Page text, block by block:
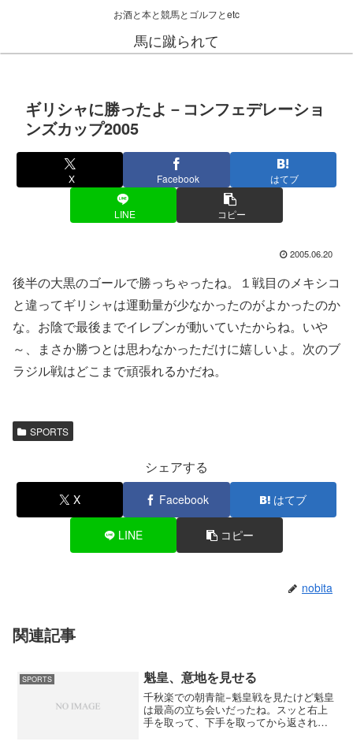
お酒と本と競馬とゴルフとetc
馬に蹴られて
ギリシャに勝ったよ－コンフェデレーショ
ンズカップ2005
X Facebook はてブ
LINE コピー
2005.06.20
後半の大黒のゴールで勝っちゃったね。１戦目のメキシコ
と違ってギリシャは運動量が少なかったのがよかったのか
な。お陰で最後までイレブンが動いていたからね。いや
～、まさか勝つとは思わなかっただけに嬉しいよ。次のブ
ラジル戦はどこまで頑張れるかだね。
SPORTS
シェアする
X Facebook はてブ
LINE コピー
nobita
関連記事
SPORTS 魁皇、意地を見せる
千秋楽での朝青龍−魁皇戦を見たけど魁皇
は最高の立ち会いだったね。スッと右上
手を取って、下手を取ってから返されな